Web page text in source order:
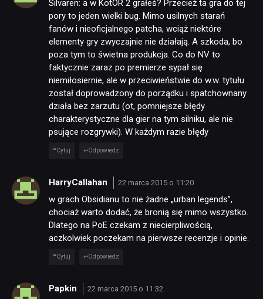
TECHNOLOGIE
DYSKUSJE
JUŻ GRALIŚMY
SKLEP
Silvaren: a w KotOR 2 grałeś? Przecież ta gra do tej
pory to jeden wielki bug. Mimo usilnych starań
fanów i nieoficjalnego patcha, wciąż niektóre
elementy gry zwyczajnie nie działają. A szkoda, bo
poza tym to świetna produkcja. Co do NV to
faktycznie zaraz po premierze sypał się
niemiłosiernie, ale w przeciwieństwie do w.w. tytułu
został doprowadzony do porządku i spatchownany
działa bez zarzutu (ot, pomniejsze błędy
charakterystyczne dla gier na tym silniku, ale nie
psujące rozgrywki). W każdym razie błędy
Cytuj Odpowiedz
HarryCallahan 22 marca 2015 o 11:20
w grach Obsidianu to nie żadne „urban legends”,
chociaż warto dodać, że bronią się mimo wszystko.
Dlatego na PoE czekam z niecierpliwością,
aczkolwiek poczekam na pierwsze recenzje i opinie.
Cytuj Odpowiedz
Papkin 22 marca 2015 o 11:32